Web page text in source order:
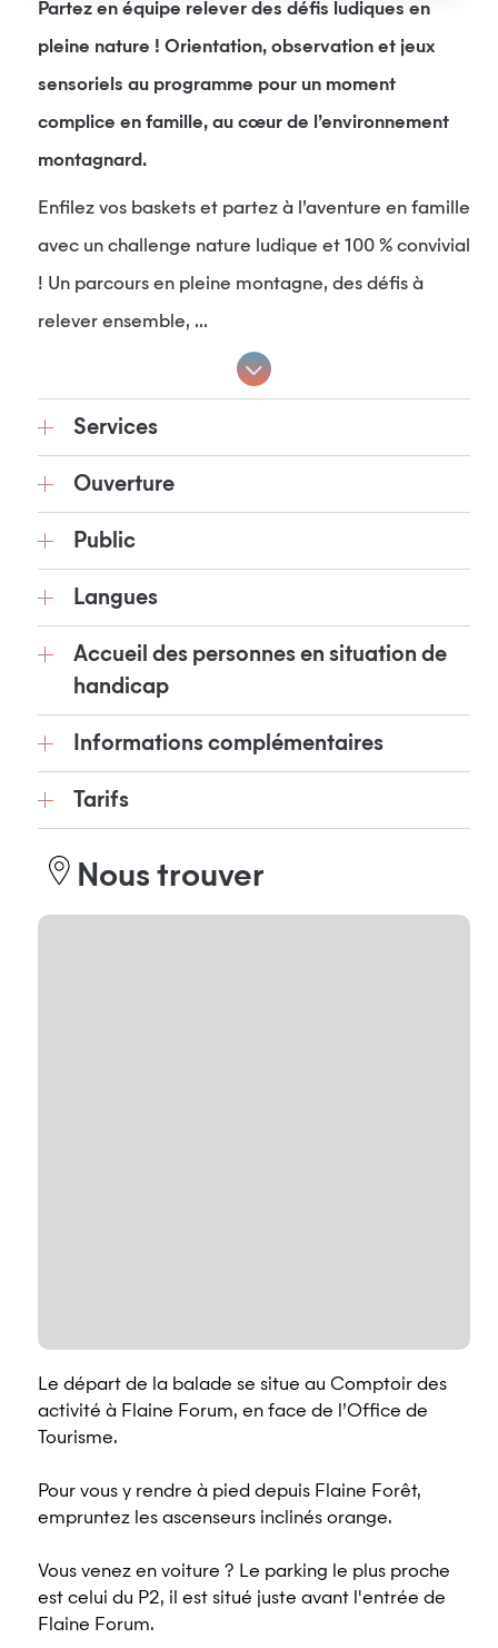
Partez en équipe relever des défis ludiques en
pleine nature ! Orientation, observation et jeux
sensoriels au programme pour un moment
complice en famille, au cœur de l’environnement
montagnard.
Enfilez vos baskets et partez à l’aventure en famille
avec un challenge nature ludique et 100 % convivial
! Un parcours en pleine montagne, des défis à
relever ensemble, ...
Services
Ouverture
Public
Langues
Accueil des personnes en situation de
handicap
Informations complémentaires
Tarifs
Nous trouver
Le départ de la balade se situe au Comptoir des
activité à Flaine Forum, en face de l’Office de
Tourisme.
Pour vous y rendre à pied depuis Flaine Forêt,
empruntez les ascenseurs inclinés orange.
Vous venez en voiture ? Le parking le plus proche
est celui du P2, il est situé juste avant l'entrée de
Flaine Forum.